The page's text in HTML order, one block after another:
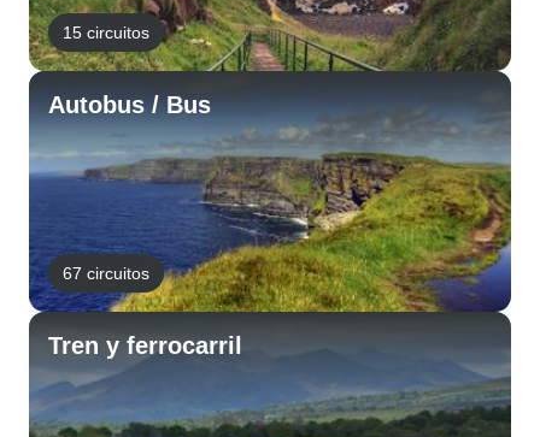
15 circuitos
Autobus / Bus
67 circuitos
Tren y ferrocarril